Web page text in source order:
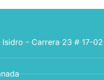
Isidro - Carrera 23 # 17-02